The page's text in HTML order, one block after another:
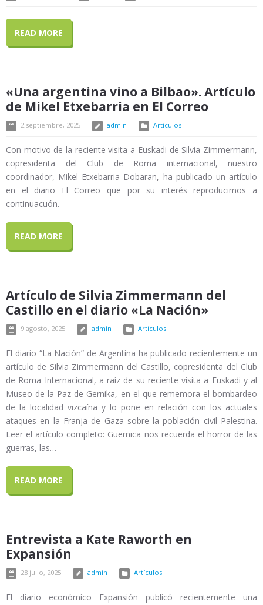
READ MORE
«Una argentina vino a Bilbao». Artículo
de Mikel Etxebarria en El Correo
2 septiembre, 2025 admin Artículos
Con motivo de la reciente visita a Euskadi de Silvia Zimmermann,
copresidenta del Club de Roma internacional, nuestro
coordinador, Mikel Etxebarria Dobaran, ha publicado un artículo
en el diario El Correo que por su interés reproducimos a
continuacuón.
READ MORE
Artículo de Silvia Zimmermann del
Castillo en el diario «La Nación»
9 agosto, 2025 admin Artículos
El diario “La Nación” de Argentina ha publicado recientemente un
artículo de Silvia Zimmermann del Castillo, copresidenta del Club
de Roma Internacional, a raíz de su reciente visita a Euskadi y al
Museo de la Paz de Gernika, en el que rememora el bombardeo
de la localidad vizcaína y lo pone en relación con los actuales
ataques en la Franja de Gaza sobre la población civil Palestina.
Leer el artículo completo: Guernica nos recuerda el horror de las
guerras, las…
READ MORE
Entrevista a Kate Raworth en
Expansión
28 julio, 2025 admin Artículos
El diario económico Expansión publicó recientemente una